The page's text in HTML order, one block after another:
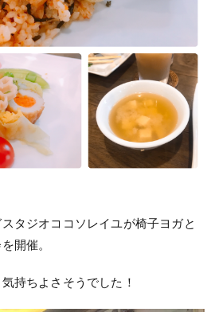
タジオココソレイユが椅子ヨガと
開催。
持ちよさそうでした！